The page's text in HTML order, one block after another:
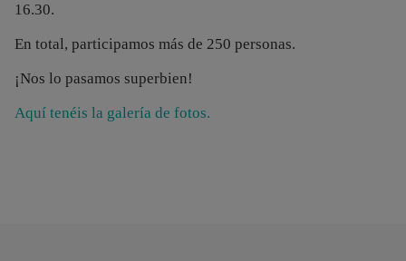
16.30.
En total, participamos más de 250 personas.
¡Nos lo pasamos superbien!
Aquí tenéis la galería de fotos.